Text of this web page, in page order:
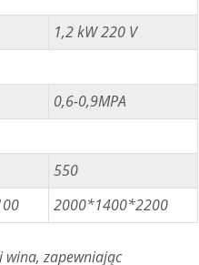
1,2 kW 220 V
0,6-0,9MPA
550
2000*1400*2200
wina, zapewniając